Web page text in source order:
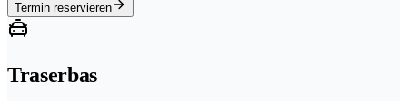
Termin reservieren
Traserbas